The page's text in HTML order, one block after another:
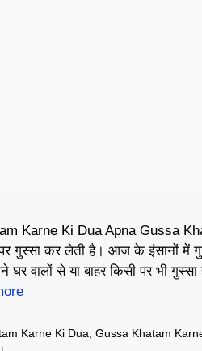
Karne Ki Dua Apna Gussa
पर गुस्सा कर लेती है। आज के इंसानों में
घर वालों से या बाहर किसी पर भी
Karne Ki Dua ,Gussa Khatam